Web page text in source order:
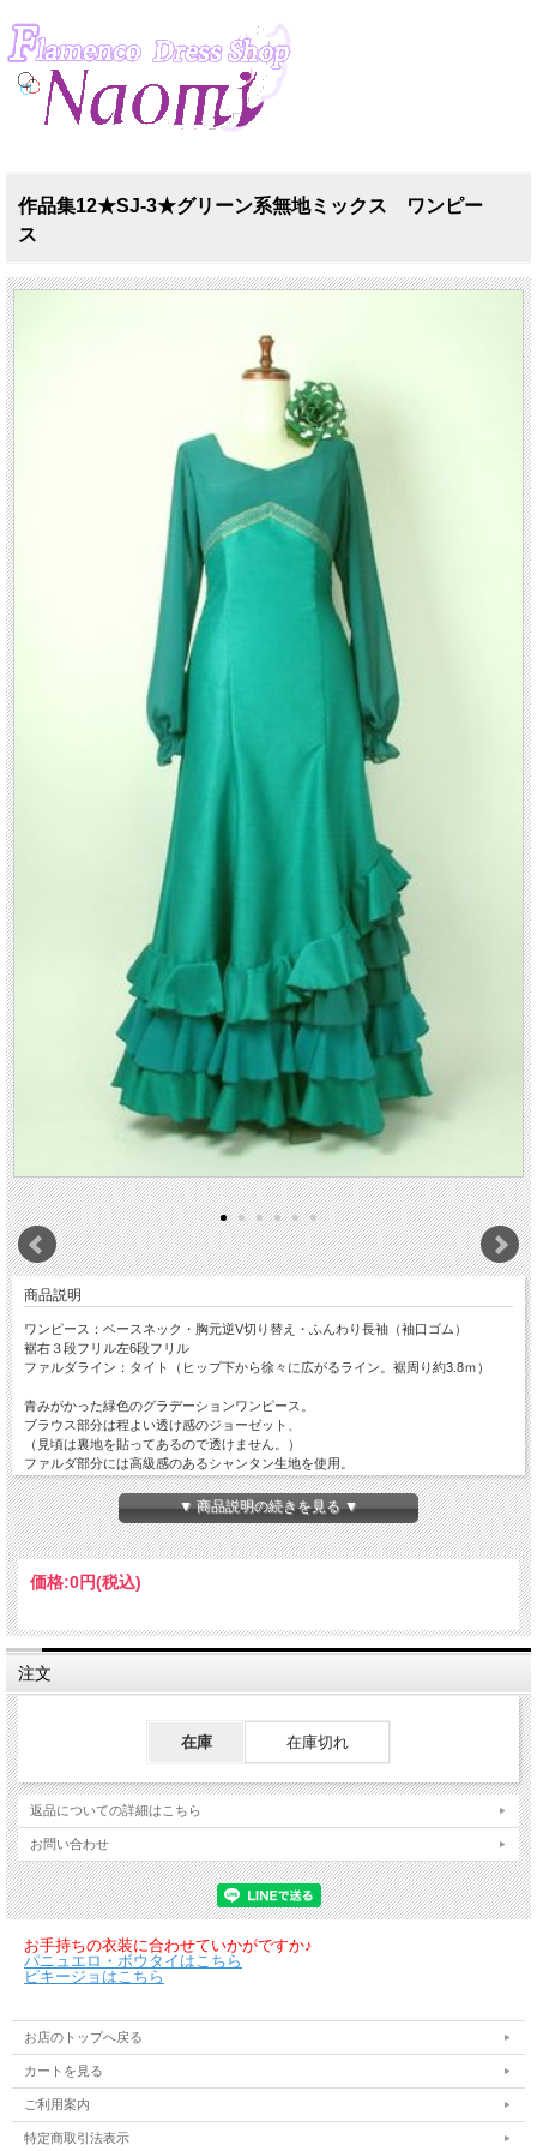
作品集12★SJ-3★グリーン系無地ミックス ワンピー
ス
商品説明
ワンピース：ベースネック・胸元逆V切り替え・ふんわり長袖（袖口ゴム）
裾右３段フリル左6段フリル
ファルダライン：タイト（ヒップ下から徐々に広がるライン。裾周り約3.8ｍ）
青みがかった緑色のグラデーションワンピース。
ブラウス部分は程よい透け感のジョーゼット、
（見頃は裏地を貼ってあるので透けません。）
ファルダ部分には高級感のあるシャンタン生地を使用。
（裏側はサテン地になっています。）
フリルに入れた地模様の入った生地がアクセントになっています。
こちらの地模様の生地は廃番となっておりますので、
別の生地をフリルに入れるようになります。
参考オーダー価格：62,700円
ワンピース丈は身長－22~25ｃｍが目安です。
生地：ジョーゼット（グリーン）、バックサテンシャンタン（グリーン)
コチーボエンボス（ピーコック)
▼ 商品説明の続きを見る ▼
価格:0円(税込)
注文
在庫 在庫切れ
返品についての詳細はこちら
お問い合わせ
お手持ちの衣装に合わせていかがですか♪
パニュエロ・ボウタイはこちら
ピキージョはこちら
お店のトップへ戻る
カートを見る
ご利用案内
特定商取引法表示